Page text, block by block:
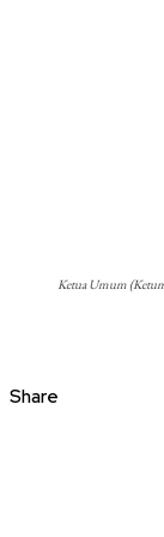
Ketua Umum
Share